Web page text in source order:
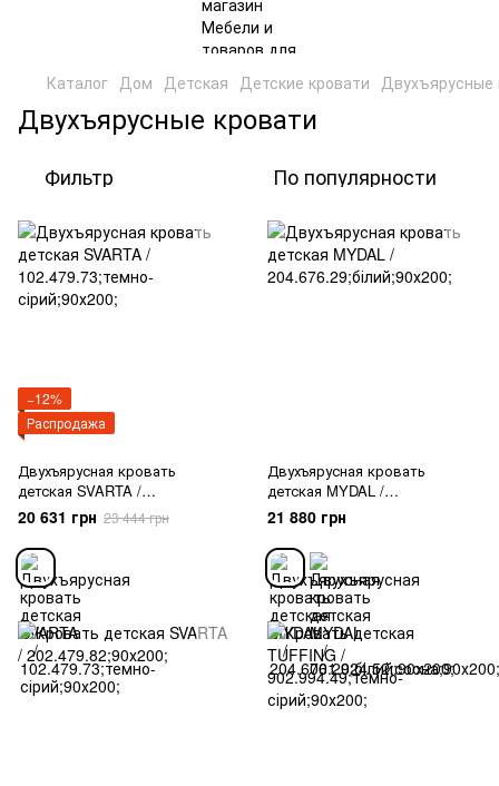
Каталог Дом Детская Детские кровати Двухъярусные
Двухъярусные кровати
Фильтр По популярности
−12%
Распродажа
Двухъярусная кровать
детская SVARTA /
102.479.73;темно-сірий;90х200;
20 631 грн 23 444 грн
Двухъярусная кровать
детская MYDAL /
204.676.29;білий;90х200;
21 880 грн